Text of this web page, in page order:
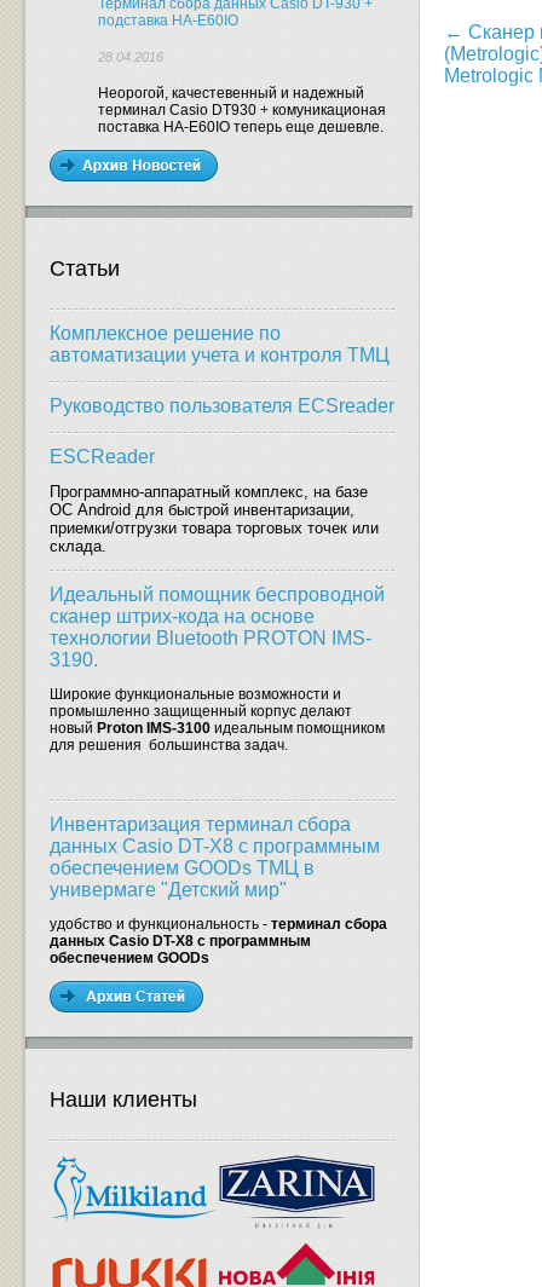
Терминал сбора данных Casio DT-930 +
подставка HA-E60IO
28.04.2016
Неорогой, качестевенный и надежный
терминал Casio DT930 + комуникационая
поставка HA-E60IO теперь еще дешевле.
Статьи
Комплексное решение по
автоматизации учета и контроля ТМЦ
Руководство пользователя ECSreader
ESCReader
Программно-аппаратный комплекс, на базе
ОС Android для быстрой инвентаризации,
приемки/отгрузки товара торговых точек или
склада.
Идеальный помощник беспроводной
сканер штрих-кода на основе
технологии Bluetooth PROTON IMS-
3190.
Широкие функциональные возможности и
промышленно защищенный корпус делают
новый Proton IMS-3100 идеальным помощником
для решения большинства задач.
Инвентаризация терминал сбора
данных Casio DT-X8 с программным
обеспечением GOODs ТМЦ в
универмаге "Детский мир"
удобство и функциональность - терминал сбора
данных Casio DT-X8 с программным
обеспечением GOODs
Наши клиенты
← Сканер
Metrologic